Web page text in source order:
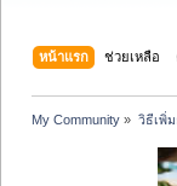
หน้าแรก ช่วยเหลือ
My Community » วิธีเพิ่